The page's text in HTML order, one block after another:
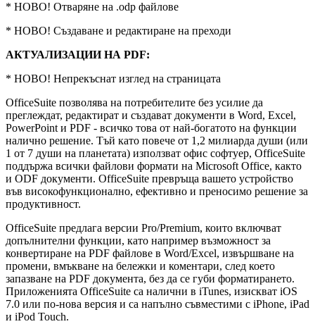
* НОВО! Отваряне на .odp файлове
* НОВО! Създаване и редактиране на преходи
АКТУАЛИЗАЦИИ НА PDF:
* НОВО! Непрекъснат изглед на страницата
OfficeSuite позволява на потребителите без усилие да
преглеждат, редактират и създават документи в Word, Excel,
PowerPoint и PDF - всичко това от най-богатото на функции
налично решение. Тъй като повече от 1,2 милиарда души (или
1 от 7 души на планетата) използват офис софтуер, OfficeSuite
поддържа всички файлови формати на Microsoft Office, както
и ODF документи. OfficeSuite превръща вашето устройство
във високофункционално, ефективно и преносимо решение за
продуктивност.
OfficeSuite предлага версии Pro/Premium, които включват
допълнителни функции, като например възможност за
конвертиране на PDF файлове в Word/Excel, извършване на
промени, вмъкване на бележки и коментари, след което
запазване на PDF документа, без да се губи форматирането.
Приложенията OfficeSuite са налични в iTunes, изискват iOS
7.0 или по-нова версия и са напълно съвместими с iPhone, iPad
и iPod Touch.